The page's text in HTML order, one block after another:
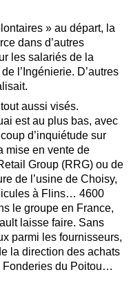
» au départ, la
dans d’autres
les salariés de la
l’Ingénierie. D’autres
aussi visés.
est au plus bas, avec
d’inquiétude sur
mise en vente de
Group (RRG) ou de
de l’usine de Choisy,
à Flins… 4600
le groupe en France,
laisse faire. Sans
parmi les fournisseurs,
la direction des achats
Fonderies du Poitou…